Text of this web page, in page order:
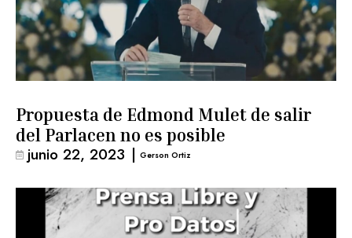
Propuesta de Edmond Mulet de salir
del Parlacen no es posible
junio 22, 2023 | Gerson Ortiz